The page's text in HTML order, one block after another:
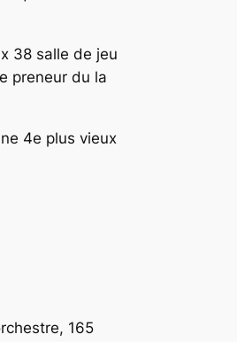
38 salle de jeu
preneur du la
4e plus vieux
165